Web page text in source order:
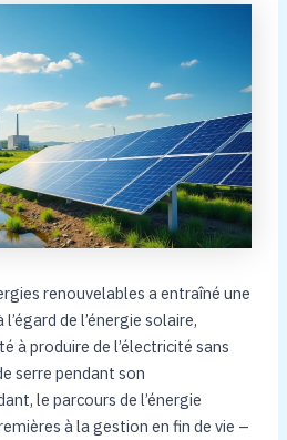
renouvelables a entraîné une
de l’énergie solaire,
à produire de l’électricité sans
serre pendant son
le parcours de l’énergie
à la gestion en fin de vie –